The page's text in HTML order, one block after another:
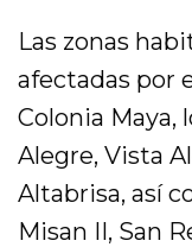
Las zonas
afectadas por
Colonia Maya,
Alegre, Vista
Altabrisa, así
Misan II, San